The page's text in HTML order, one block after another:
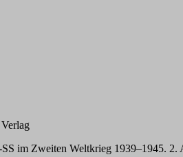
im Zweiten Weltkrieg 1939–1945.